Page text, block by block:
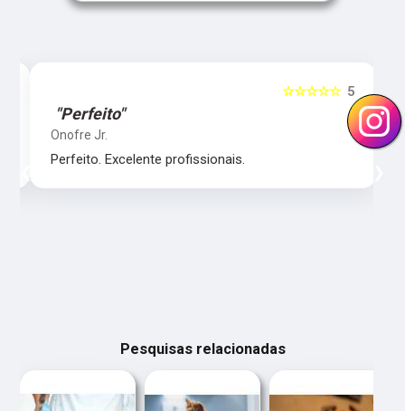
5
☆☆☆☆☆
"Perfeito"
Onofre Jr.
Perfeito. Excelente profissionais.
‹
Pesquisas relacionadas